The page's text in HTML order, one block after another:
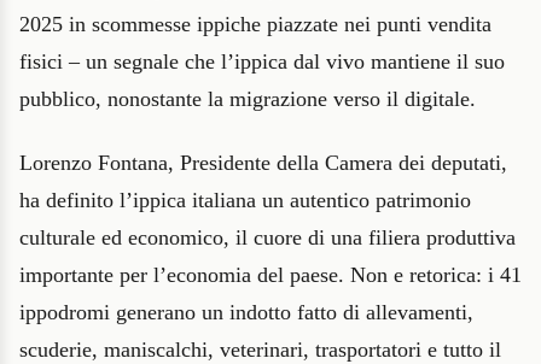
2025 in scommesse ippiche piazzate nei punti vendita
fisici – un segnale che l’ippica dal vivo mantiene il suo
pubblico, nonostante la migrazione verso il digitale.
Lorenzo Fontana, Presidente della Camera dei deputati,
ha definito l’ippica italiana un autentico patrimonio
culturale ed economico, il cuore di una filiera produttiva
importante per l’economia del paese. Non e retorica: i 41
ippodromi generano un indotto fatto di allevamenti,
scuderie, maniscalchi, veterinari, trasportatori e tutto il